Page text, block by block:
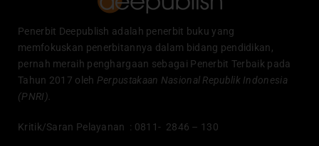
Penerbit Deepublish adalah penerbit buku yang
memfokuskan penerbitannya dalam bidang pendidikan,
pernah meraih penghargaan sebagai Penerbit Terbaik pada
Tahun 2017 oleh Perpustakaan Nasional Republik Indonesia
(PNRI).
Kritik/Saran Pelayanan : 0811- 2846 – 130